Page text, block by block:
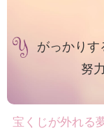
がっかり
努
宝くじが外れる